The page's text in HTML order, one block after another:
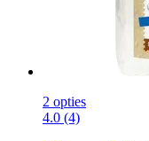
2 opties
4.0 (4)